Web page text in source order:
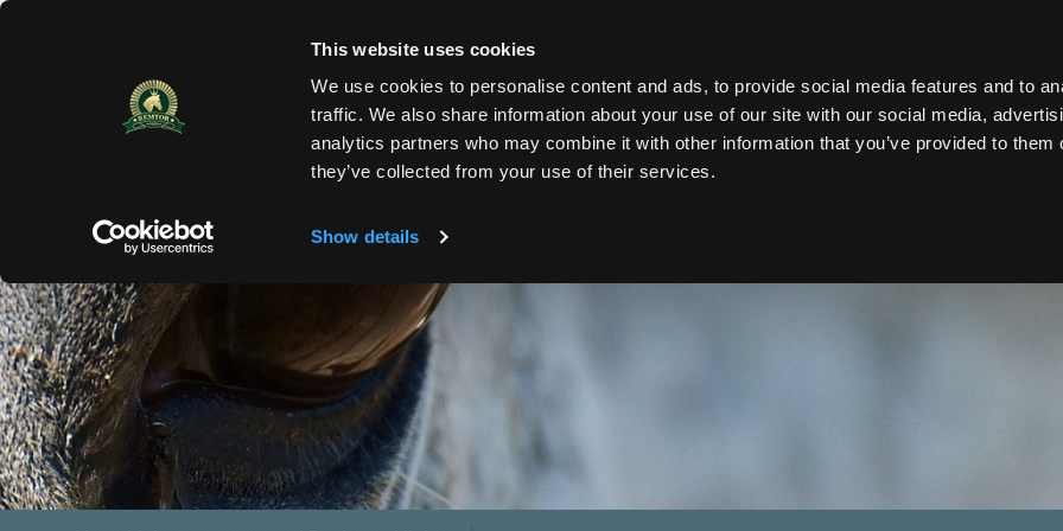
This website uses cookies
We use cookies to personalise content and ads, to provide social media features and to
traffic. We also share information about your use of our site with our social media,
analytics partners who may combine it with other information that you’ve provided to them
they’ve collected from your use of their services.
Show details
HOME KATALOG REFERENZEN ÜBER UNS MESSE BLOG